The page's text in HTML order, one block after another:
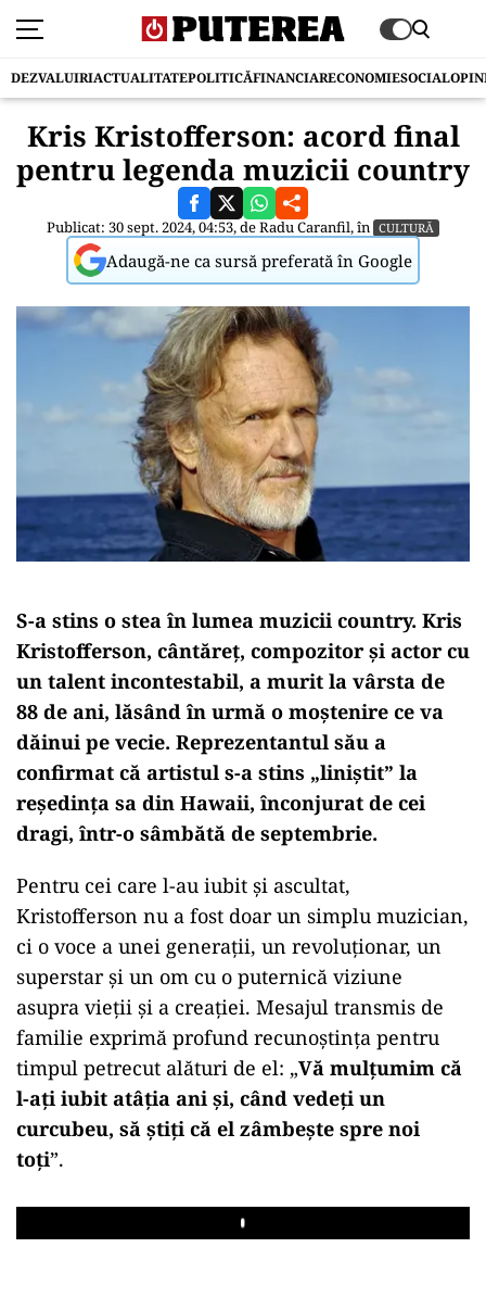
DEZVALUIRIACTUALITATEPOLITICĂFINANCIARECONOMIESOCIAL
Kris Kristofferson: acord final
pentru legenda muzicii country
Publicat: 30 sept. 2024, 04:53, deRadu Caranfil, în CULTURĂ
Adaugă-ne ca sursă preferată în Google
S-a stins o stea în lumea muzicii country. Kris
Kristofferson, cântăreț, compozitor și actor cu
un talent incontestabil, a murit la vârsta de
88 de ani, lăsând în urmă o moștenire ce va
dăinui pe vecie. Reprezentantul său a
confirmat că artistul s-a stins „liniștit” la
reședința sa din Hawaii, înconjurat de cei
dragi, într-o sâmbătă de septembrie.
Pentru cei care l-au iubit și ascultat,
Kristofferson nu a fost doar un simplu muzician,
ci o voce a unei generații, un revoluționar, un
superstar și un om cu o puternică viziune
asupra vieții și a creației. Mesajul transmis de
familie exprimă profund recunoștința pentru
timpul petrecut alături de el: „Vă mulțumim că
l-ați iubit atâția ani și, când vedeți un
curcubeu, să știți că el zâmbește spre noi
toți”.
Play